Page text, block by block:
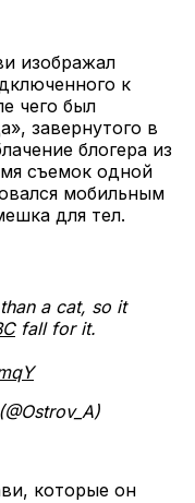
изображал
к
чего был
завернутого в
блогера из
съемок одной
мобильным
для тел.
a cat, so it
fall for it.
которые он